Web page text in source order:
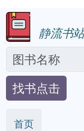
静流书站
找书点击
首页